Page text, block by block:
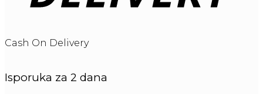
Cash On Delivery
Isporuka za 2 dana